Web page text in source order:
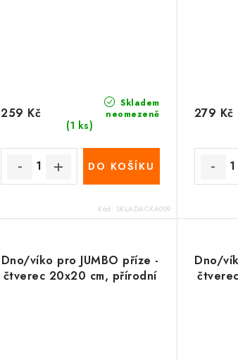
Skladem
neomezeně
(1 ks)
259 Kč
DO KOŠÍKU
Kód: SKLADACKA009
279 Kč
Dno/víko pro JUMBO příze -
čtverec 20x20 cm, přírodní
Dno/